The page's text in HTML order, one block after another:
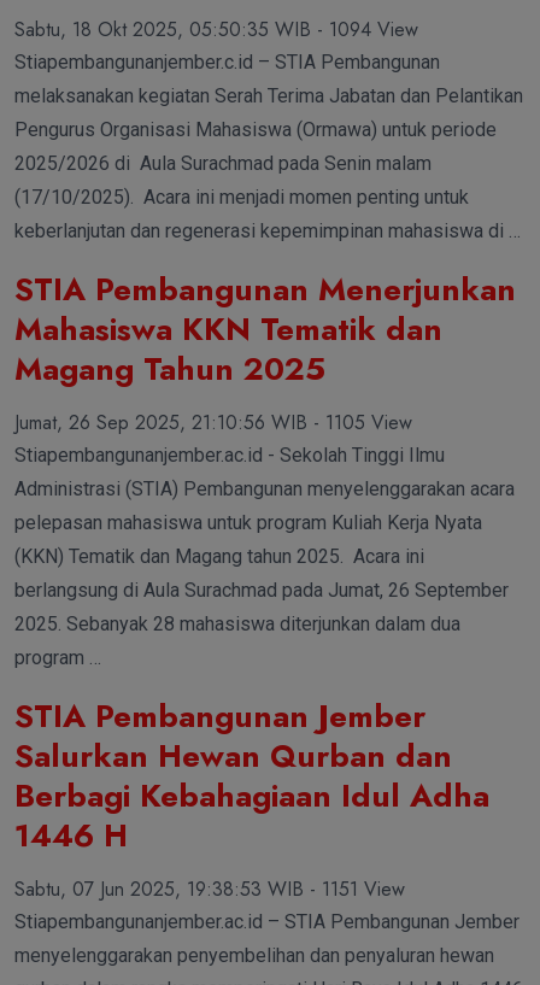
Sabtu, 18 Okt 2025, 05:50:35 WIB - 1094 View
Stiapembangunanjember.c.id – STIA Pembangunan
melaksanakan kegiatan Serah Terima Jabatan dan Pelantikan
Pengurus Organisasi Mahasiswa (Ormawa) untuk periode
2025/2026 di Aula Surachmad pada Senin malam
(17/10/2025). Acara ini menjadi momen penting untuk
keberlanjutan dan regenerasi kepemimpinan mahasiswa di …
STIA Pembangunan Menerjunkan
Mahasiswa KKN Tematik dan
Magang Tahun 2025
Jumat, 26 Sep 2025, 21:10:56 WIB - 1105 View
Stiapembangunanjember.ac.id - Sekolah Tinggi Ilmu
Administrasi (STIA) Pembangunan menyelenggarakan acara
pelepasan mahasiswa untuk program Kuliah Kerja Nyata
(KKN) Tematik dan Magang tahun 2025. Acara ini
berlangsung di Aula Surachmad pada Jumat, 26 September
2025. Sebanyak 28 mahasiswa diterjunkan dalam dua
program …
STIA Pembangunan Jember
Salurkan Hewan Qurban dan
Berbagi Kebahagiaan Idul Adha
1446 H
Sabtu, 07 Jun 2025, 19:38:53 WIB - 1151 View
Stiapembangunanjember.ac.id – STIA Pembangunan Jember
menyelenggarakan penyembelihan dan penyaluran hewan